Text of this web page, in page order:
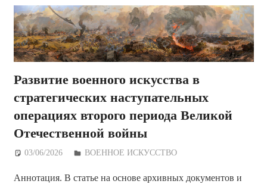
Развитие военного искусства в
стратегических наступательных
операциях второго периода Великой
Отечественной войны
03/06/2026 Дежурный по Редакции
ВОЕННОЕ ИСКУССТВО
Аннотация. В статье на основе архивных документов и